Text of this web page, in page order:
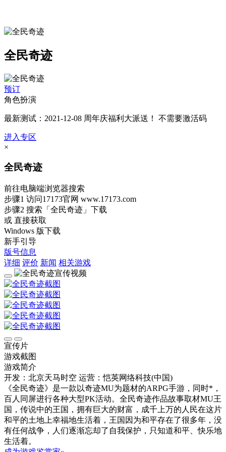
全民奇迹
预订
角色扮演
最新测试：2021-12-08 周年庆福利大派送！ 不需要激活码
进入专区
×
全民奇迹
前往电脑端浏览器搜索
步骤1 访问17173官网 www.17173.com
步骤2 搜索 「全民奇迹」 下载
或 直接获取
Windows 版下载
新手引导
版号信息
详细 评价 新闻 相关游戏
宣传片
游戏截图
游戏简介
开发：北京天马时空 运营：恺英网络科技(中国)
《全民奇迹》是一款以奇迹MU为题材的ARPG手游，同时*，
百人同屏进行各种大型PK活动。全民奇迹作品故事取材MU王
国，传说中的王国，拥有巨大的财富，成千上万的人民在这片
和平的土地上幸福地生活着，王国因为和平存在了很多年，没
有任何战争，人们逐渐忘却了自我保护，只知道和平、快乐地
生活着。